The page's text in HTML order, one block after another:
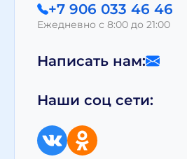
+7 906 033 46 46
Ежедневно с 8:00 до 21:00
Написать нам:
Наши соц сети: